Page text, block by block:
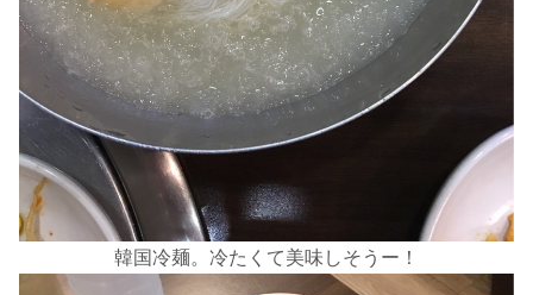
韓国冷麺。冷たくて美味しそうー！